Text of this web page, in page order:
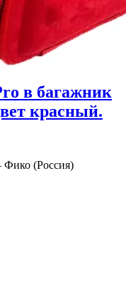
в багажник
красный.
(Россия)